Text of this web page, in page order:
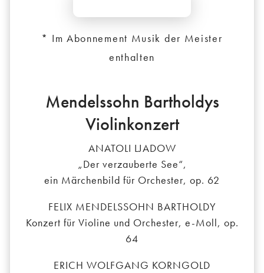
* Im Abonnement Musik der Meister
enthalten
Mendelssohn Bartholdys
Violinkonzert
ANATOLI LJADOW
„Der verzauberte See“,
ein Märchenbild für Orchester, op. 62
FELIX MENDELSSOHN BARTHOLDY
Konzert für Violine und Orchester, e-Moll, op.
64
ERICH WOLFGANG KORNGOLD